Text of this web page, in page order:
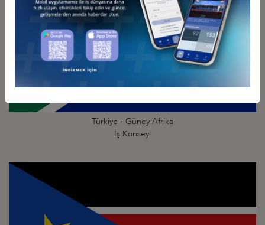
Türkiye - Güney Afrika
İş Konseyi